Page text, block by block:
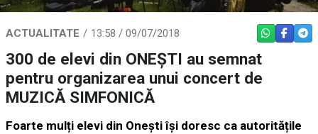
ACTUALITATE 13:58 / 09/07/2018 WHATSAPP
300 de elevi din ONEȘTI au semnat
pentru organizarea unui concert de
MUZICĂ SIMFONICĂ
Foarte mulți elevi din Onești își doresc ca autoritățile